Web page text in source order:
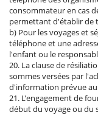
consommateur en cas
permettant d'établir de
b) Pour les voyages et
téléphone et une
l'enfant ou le
20. La clause de
sommes versées par
d'information prévue au
21. L'engagement de
début du voyage ou du